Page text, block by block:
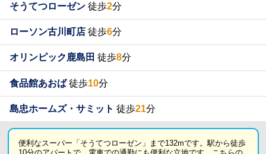
そうてつローゼン 徒歩2分
ローソン古川町店 徒歩6分
オリンピック鹿島田 徒歩8分
食品館あおば徒歩10分
島忠ホームズ・サミット 徒歩21分
便利なスーパー「そうてつローゼン」まで132mです。駅から徒歩